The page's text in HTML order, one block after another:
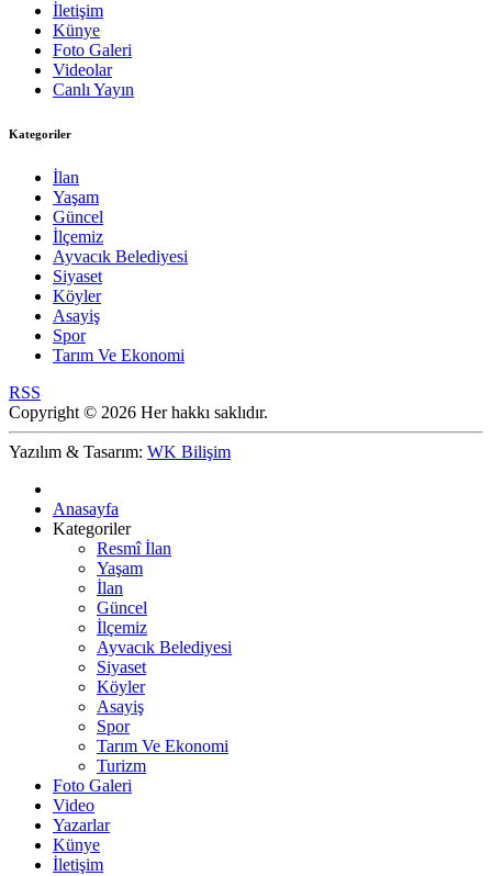
İletişim
Künye
Foto Galeri
Videolar
Canlı Yayın
Kategoriler
İlan
Yaşam
Güncel
İlçemiz
Ayvacık Belediyesi
Siyaset
Köyler
Asayiş
Spor
Tarım Ve Ekonomi
RSS
Copyright © 2026 Her hakkı saklıdır.
Yazılım & Tasarım: WK Bilişim
Anasayfa
Kategoriler
Resmî İlan
Yaşam
İlan
Güncel
İlçemiz
Ayvacık Belediyesi
Siyaset
Köyler
Asayiş
Spor
Tarım Ve Ekonomi
Turizm
Foto Galeri
Video
Yazarlar
Künye
İletişim